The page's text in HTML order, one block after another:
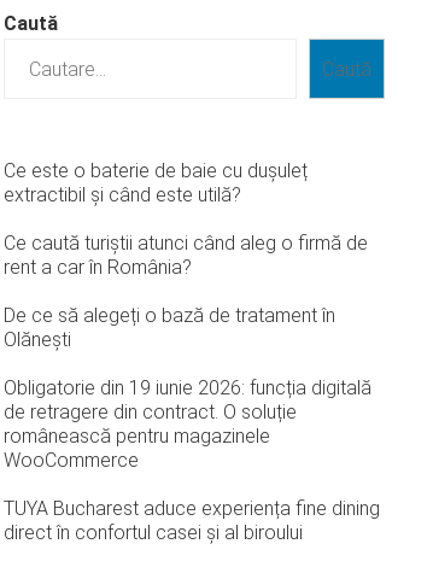
Caută
Caută
Ce este o baterie de baie cu dușuleț
extractibil și când este utilă?
Ce caută turiștii atunci când aleg o firmă de
rent a car în România?
De ce să alegeți o bază de tratament în
Olănești
Obligatorie din 19 iunie 2026: funcția digitală
de retragere din contract. O soluție
românească pentru magazinele
WooCommerce
TUYA Bucharest aduce experiența fine dining
direct în confortul casei și al biroului